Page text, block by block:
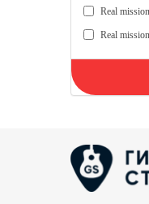
Real
Real